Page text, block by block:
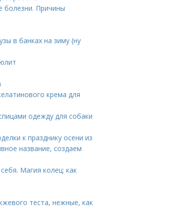
болезни. Причины
в банках на зиму (ну
крема для
одежду для собаки
к празднику осени из
название, создаем
Магия колец: как
теста, нежные, как